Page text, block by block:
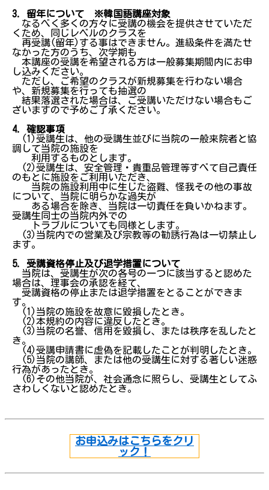
3. 留年について ※韓国語講座対象
なるべく多くの方々に受講の機会を提供させていただ
くため、同じレベルのクラスを
再受講(留年)する事はできません。進級条件を満たせ
なかった方のうち、次学期も
本講座の受講を希望される方は一般募集期間内にお申
し込みください。
ただし、ご希望のクラスが新規募集を行わない場合
や、新規募集を行っても抽選の
結果落選された場合は、ご受講いただけない場合もご
ざいますので予めご了承ください。
4. 確認事項
(1)受講生は、他の受講生並びに当院の一般来院者と協
調して当院の施設を
利用するものとします。
(2)受講生は、安全管理・貴重品管理等すべて自己責任
のもとに施設をご利用いただき、
当院の施設利用中に生じた盗難、怪我その他の事故
について、当院に明らかな過失が
ある場合を除き、当院は一切責任を負いかねます。
受講生同士の当院内外での
トラブルについても同様とします。
(3)当院内での営業及び宗教等の勧誘行為は一切禁止し
ます。
5. 受講資格停止及び退学措置について
当院は、受講生が次の各号の一つに該当すると認めた
場合は、理事会の承認を経て、
受講資格の停止または退学措置をとることができま
す。
(1)当院の施設を故意に毀損したとき。
(2)本規約の内容に違反したとき。
(3)当院の名誉、信用を毀損し、または秩序を乱したと
き。
(4)受講申請書に虚偽を記載したことが判明したとき。
(5)当院の講師、または他の受講生に対する著しい迷惑
行為があったとき。
(6)その他当院が、社会通念に照らし、受講生としてふ
さわしくないと認めたとき。
お申込みはこちらをクリ
ック！